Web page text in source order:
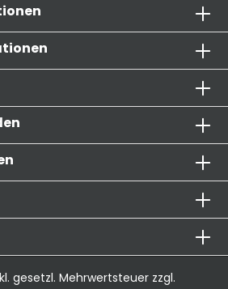
gesetzl. Mehrwertsteuer zzgl.